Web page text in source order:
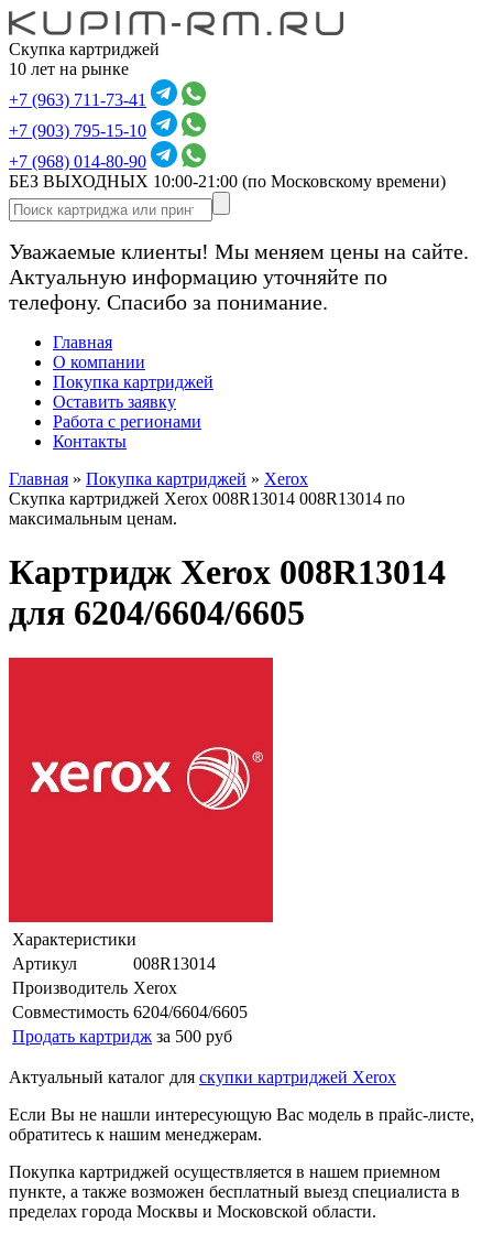
Скупка картриджей
10 лет на рынке
+7 (963) 711-73-41
+7 (903) 795-15-10
+7 (968) 014-80-90
БЕЗ ВЫХОДНЫХ 10:00-21:00 (по Московскому времени)
Уважаемые клиенты! Мы меняем цены на сайте.
Актуальную информацию уточняйте по
телефону. Спасибо за понимание.
Главная
О компании
Покупка картриджей
Оставить заявку
Работа с регионами
Контакты
Главная » Покупка картриджей » Xerox
Скупка картриджей Xerox 008R13014 008R13014 по
максимальным ценам.
Картридж Xerox 008R13014
для 6204/6604/6605
Характеристики
Артикул
008R13014
Производитель Xerox
Совместимость 6204/6604/6605
Продать картридж за 500 руб
Актуальный каталог для скупки картриджей Xerox
Если Вы не нашли интересующую Вас модель в прайс-листе,
обратитесь к нашим менеджерам.
Покупка картриджей осуществляется в нашем приемном
пункте, а также возможен бесплатный выезд специалиста в
пределах города Москвы и Московской области.